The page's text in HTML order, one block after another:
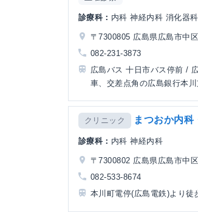
診療科： 内科 神経内科 消化器科
〒7300805 広島県広島市中
082-231-3873
広島バス 十日市バス停前 /
車、交差点角の広島銀行本
クリニック まつおか内科
診療科： 内科 神経内科
〒7300802 広島県広島市中
082-533-8674
本川町電停(広島電鉄)より徒